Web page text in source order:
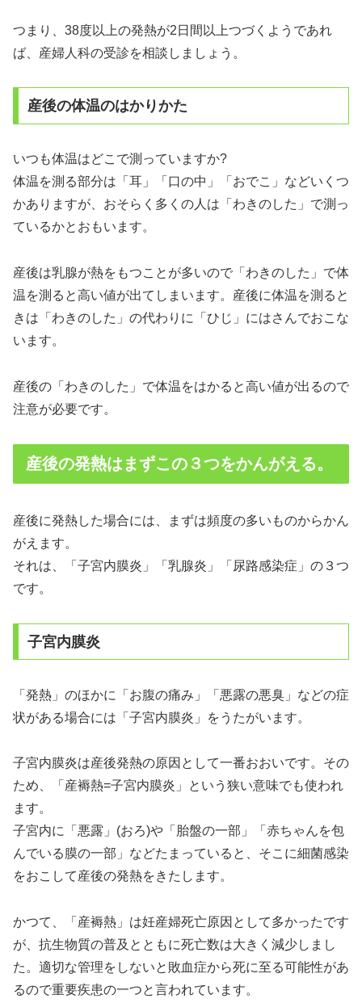
つまり、38度以上の発熱が2日間以上つづくようであれ
ば、産婦人科の受診を相談しましょう。
産後の体温のはかりかた
いつも体温はどこで測っていますか?
体温を測る部分は「耳」「口の中」「おでこ」などいくつ
かありますが、おそらく多くの人は「わきのした」で測っ
ているかとおもいます。
産後は乳腺が熱をもつことが多いので「わきのした」で体
温を測ると高い値が出てしまいます。産後に体温を測ると
きは「わきのした」の代わりに「ひじ」にはさんでおこな
います。
産後の「わきのした」で体温をはかると高い値が出るので
注意が必要です。
産後の発熱はまずこの３つをかんがえる。
産後に発熱した場合には、まずは頻度の多いものからかん
がえます。
それは、「子宮内膜炎」「乳腺炎」「尿路感染症」の３つ
です。
子宮内膜炎
「発熱」のほかに「お腹の痛み」「悪露の悪臭」などの症
状がある場合には「子宮内膜炎」をうたがいます。
子宮内膜炎は産後発熱の原因として一番おおいです。その
ため、「産褥熱=子宮内膜炎」という狭い意味でも使われ
ます。
子宮内に「悪露」(おろ)や「胎盤の一部」「赤ちゃんを包
んでいる膜の一部」などたまっていると、そこに細菌感染
をおこして産後の発熱をきたします。
かつて、「産褥熱」は妊産婦死亡原因として多かったです
が、抗生物質の普及とともに死亡数は大きく減少しまし
た。適切な管理をしないと敗血症から死に至る可能性があ
るので重要疾患の一つと言われています。